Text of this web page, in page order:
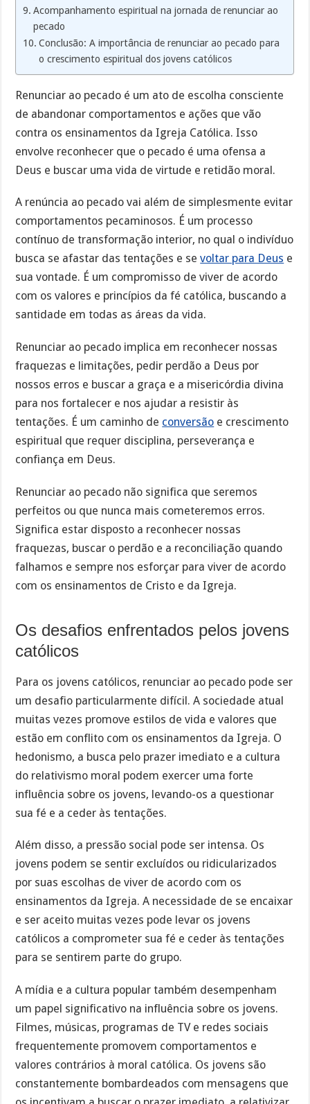
Acompanhamento espiritual na jornada de renunciar ao
pecado
Conclusão: A importância de renunciar ao pecado para
o crescimento espiritual dos jovens católicos
Renunciar ao pecado é um ato de escolha consciente
de abandonar comportamentos e ações que vão
contra os ensinamentos da Igreja Católica. Isso
envolve reconhecer que o pecado é uma ofensa a
Deus e buscar uma vida de virtude e retidão moral.
A renúncia ao pecado vai além de simplesmente evitar
comportamentos pecaminosos. É um processo
contínuo de transformação interior, no qual o indivíduo
busca se afastar das tentações e sevoltar para Deus e
sua vontade. É um compromisso de viver de acordo
com os valores e princípios da fé católica, buscando a
santidade em todas as áreas da vida.
Renunciar ao pecado implica em reconhecer nossas
fraquezas e limitações, pedir perdão a Deus por
nossos erros e buscar a graça e a misericórdia divina
para nos fortalecer e nos ajudar a resistir às
tentações. É um caminho de conversão e crescimento
espiritual que requer disciplina, perseverança e
confiança em Deus.
Renunciar ao pecado não significa que seremos
perfeitos ou que nunca mais cometeremos erros.
Significa estar disposto a reconhecer nossas
fraquezas, buscar o perdão e a reconciliação quando
falhamos e sempre nos esforçar para viver de acordo
com os ensinamentos de Cristo e da Igreja.
Os desafios enfrentados pelos jovens
católicos
Para os jovens católicos, renunciar ao pecado pode ser
um desafio particularmente difícil. A sociedade atual
muitas vezes promove estilos de vida e valores que
estão em conflito com os ensinamentos da Igreja. O
hedonismo, a busca pelo prazer imediato e a cultura
do relativismo moral podem exercer uma forte
influência sobre os jovens, levando-os a questionar
sua fé e a ceder às tentações.
Além disso, a pressão social pode ser intensa. Os
jovens podem se sentir excluídos ou ridicularizados
por suas escolhas de viver de acordo com os
ensinamentos da Igreja. A necessidade de se encaixar
e ser aceito muitas vezes pode levar os jovens
católicos a comprometer sua fé e ceder às tentações
para se sentirem parte do grupo.
A mídia e a cultura popular também desempenham
um papel significativo na influência sobre os jovens.
Filmes, músicas, programas de TV e redes sociais
frequentemente promovem comportamentos e
valores contrários à moral católica. Os jovens são
constantemente bombardeados com mensagens que